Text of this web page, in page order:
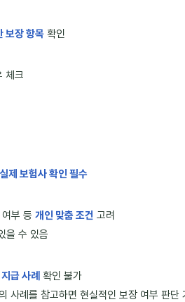
보장 항목 확인
체크
실제 보험사 확인 필수
부 등 개인 맞춤 조건 고려
을 수 있음
급 사례 확인 불가
사례를 참고하면 현실적인 보장 여부 판단